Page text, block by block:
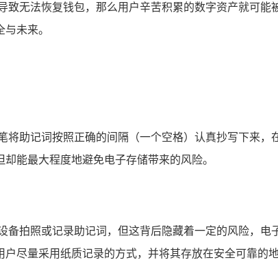
无法恢复钱包，那么用户辛苦积累的数字资产就可
未来。
将助记词按照正确的间隔（一个空格）认真抄写下来
能最大程度地避免电子存储带来的风险。
备拍照或记录助记词，但这背后隐藏着一定的风险，
尽量采用纸质记录的方式，并将其存放在安全可靠的